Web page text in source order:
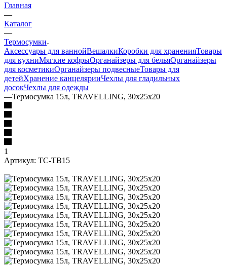
Главная
—
Каталог
—
Термосумки
Аксессуары для ваннойВешалкиКоробки для храненияТовары
для кухниМягкие кофрыОрганайзеры для бельяОрганайзеры
для косметикиОрганайзеры подвесныеТовары для
детейХранение канцелярииЧехлы для гладильных
досокЧехлы для одежды
—Термосумка 15л, TRAVELLING, 30х25х20
1
Артикул: TC-TB15